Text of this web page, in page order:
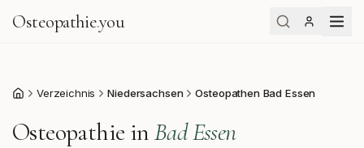
Osteopathie.you
Start Verzeichnis Niedersachsen Osteopathen Bad Essen
Osteopathie inBad Essen